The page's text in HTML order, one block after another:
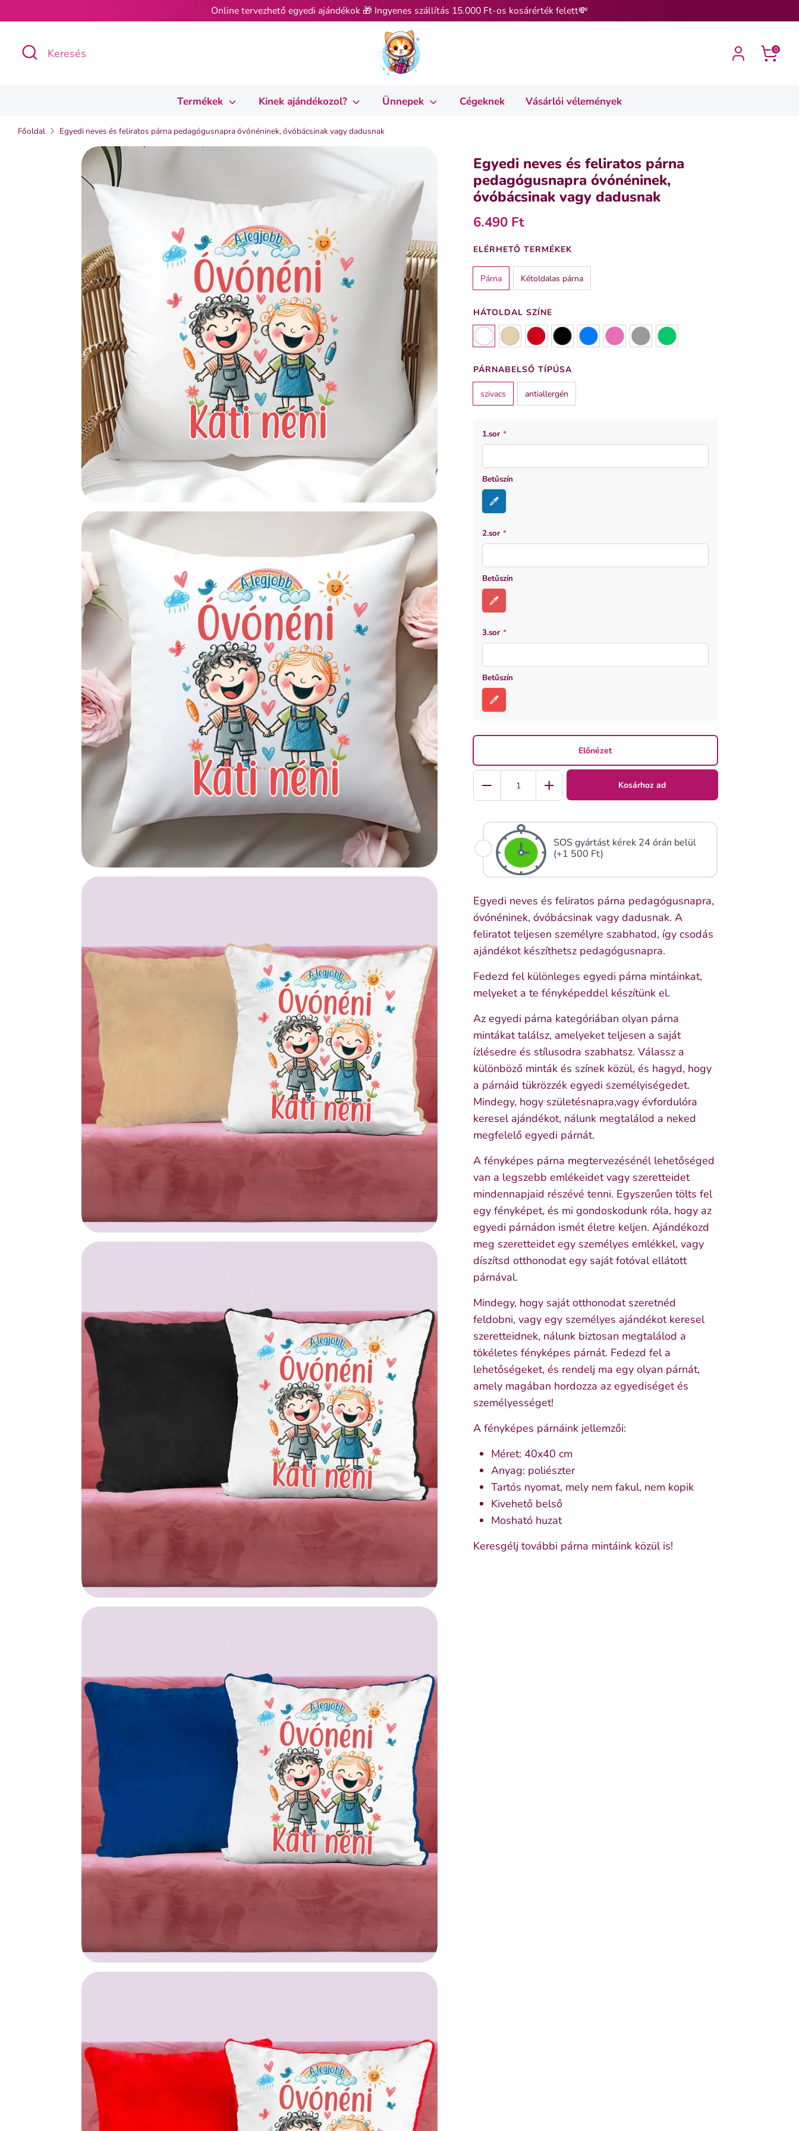
a
tartalomra
Online tervezhető egyedi ajándékok 🎁 Ingyenes szállítás 15.000 Ft-os kosárérték felett💸
Keresés
Keresés 0
Termékek Kinek ajándékozol? Ünnepek Cégeknek Vásárlói vélemények
Főoldal Egyedi neves és feliratos párna pedagógusnapra óvónéninek, óvóbácsinak vagy dadusnak
Egyedi neves és feliratos párna
pedagógusnapra óvónéninek,
óvóbácsinak vagy dadusnak
6.490 Ft
ELÉRHETŐ TERMÉKEK
Párna Kétoldalas párna
HÁTOLDAL SZÍNE
PÁRNABELSŐ TÍPÚSA
szivacs antiallergén
1.sor *
Betűszín
2.sor *
Betűszín
3.sor *
Betűszín
Előnézet
Kosárhoz ad
SOS gyártást kérek 24 órán belül
(+1 500 Ft)
Egyedi neves és feliratos párna pedagógusnapra,
óvónéninek, óvóbácsinak vagy dadusnak. A
feliratot teljesen személyre szabhatod, így csodás
ajándékot készíthetsz pedagógusnapra.
Fedezd fel különleges egyedi párna mintáinkat,
melyeket a te fényképeddel készítünk el.
Az egyedi párna kategóriában olyan párna
mintákat találsz, amelyeket teljesen a saját
ízlésedre és stílusodra szabhatsz. Válassz a
különböző minták és színek közül, és hagyd, hogy
a párnáid tükrözzék egyedi személyiségedet.
Mindegy, hogy születésnapra,vagy évfordulóra
keresel ajándékot, nálunk megtalálod a neked
megfelelő egyedi párnát.
A fényképes párna megtervezésénél lehetőséged
van a legszebb emlékeidet vagy szeretteidet
mindennapjaid részévé tenni. Egyszerűen tölts fel
egy fényképet, és mi gondoskodunk róla, hogy az
egyedi párnádon ismét életre keljen. Ajándékozd
meg szeretteidet egy személyes emlékkel, vagy
díszítsd otthonodat egy saját fotóval ellátott
párnával.
Mindegy, hogy saját otthonodat szeretnéd
feldobni, vagy egy személyes ajándékot keresel
szeretteidnek, nálunk biztosan megtalálod a
tökéletes fényképes párnát. Fedezd fel a
lehetőségeket, és rendelj ma egy olyan párnát,
amely magában hordozza az egyediséget és
személyességet!
A fényképes párnáink jellemzői:
Méret: 40x40 cm
Anyag: poliészter
Tartós nyomat, mely nem fakul, nem kopik
Kivehető belső
Mosható huzat
Keresgélj további párna mintáink közül is!